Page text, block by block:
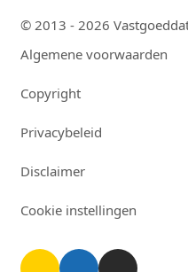
© 2013 - 2026
Algemene voorwaarden
Copyright
Privacybeleid
Disclaimer
Cookie instellingen